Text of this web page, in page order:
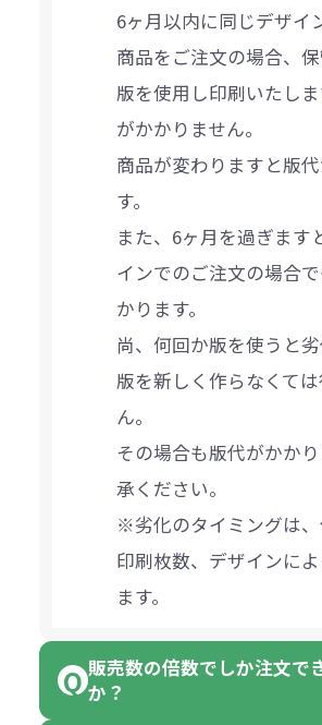
6ヶ月以内に同じデザイ
商品をご注文の場合、
版を使用し印刷いたし
がかかりません。
商品が変わりますと版
す。
また、6ヶ月を過ぎます
インでのご注文の場合
かります。
尚、何回か版を使うと劣
版を新しく作らなくて
ん。
その場合も版代がかか
承ください。
※劣化のタイミングは
印刷枚数、デザインに
ます。
販売数の倍数でしか注文で
か？